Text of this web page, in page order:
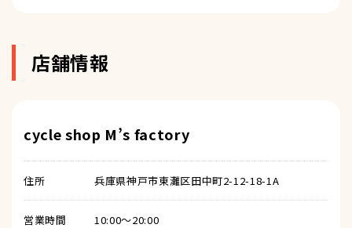
店舗情報
cycle shop M’s factory
住所 兵庫県神戸市東灘区田中町2-12-18-1A
営業時間 10:00〜20:00